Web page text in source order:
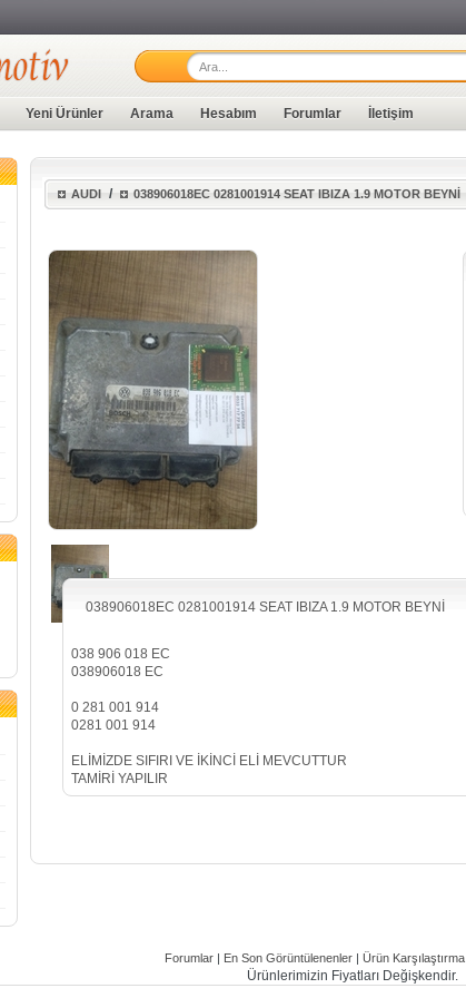
Yeni Ürünler Arama Hesabım Forumlar İletişim
AUDI / 038906018EC 0281001914 SEAT IBIZA 1.9 MOTOR BEYNİ
038906018EC 0281001914 SEAT IBIZA 1.9 MOTOR BEYNİ
038 906 018 EC
038906018 EC
0 281 001 914
0281 001 914
ELİMİZDE SIFIRI VE İKİNCİ ELİ MEVCUTTUR
TAMİRİ YAPILIR
Forumlar | En Son Görüntülenenler | Ürün Karşılaştırma
Ürünlerimizin Fiyatları Değişkendir.